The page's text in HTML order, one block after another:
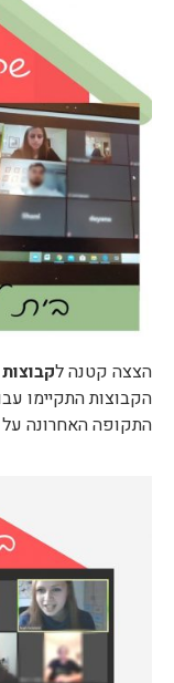
הצצה קטנה ל
הקבוצות התקיימו
התקופה האחרונה על